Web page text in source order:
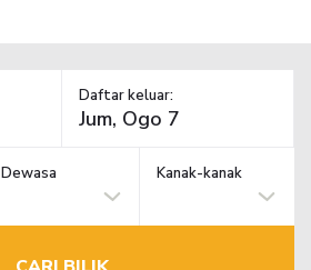
Daftar keluar:
Dewasa Kanak-kanak